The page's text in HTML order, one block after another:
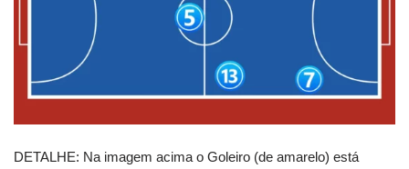
DETALHE: Na imagem acima o Goleiro (de amarelo) está